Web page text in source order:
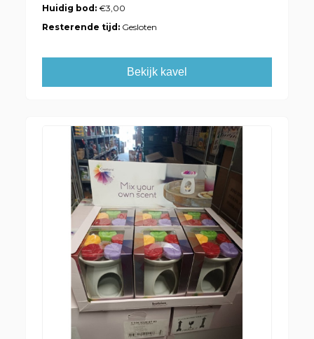
Huidig bod:€3,00
Resterende tijd: Gesloten
Bekijk kavel